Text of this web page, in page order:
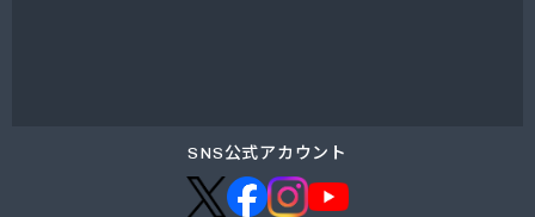
日東瓦斯株式会社 南河内営業所
日本ガス株式会社 宇都宮営業所
SNS公式アカウント